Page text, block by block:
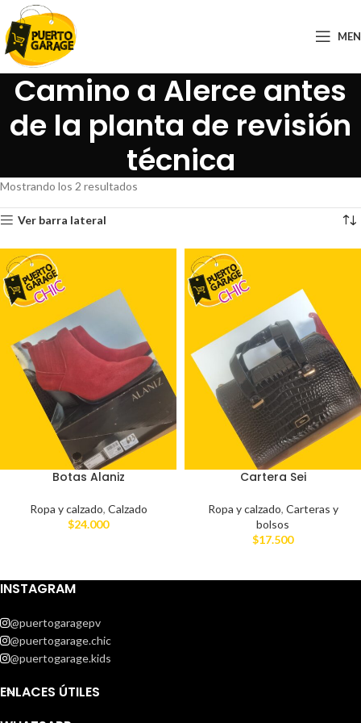
Camino a Alerce antes
de la planta de revisión
técnica
Mostrando los 2 resultados
Ver barra lateral
Botas Alaniz
Ropa y calzado, Calzado
$24.000
Cartera Sei
Ropa y calzado, Carteras y
bolsos
$17.500
INSTAGRAM
@puertogaragepv
@puertogarage.chic
@puertogarage.kids
ENLACES ÚTILES